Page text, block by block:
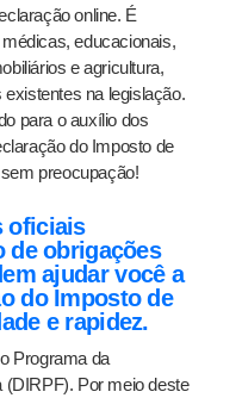
online. É
educacionais,
e agricultura,
na legislação.
para o auxílio dos
do Imposto de
preocupação!
oficiais
de obrigações
ajudar você a
do Imposto de
e rapidez.
Programa da
(DIRPF). Por meio deste